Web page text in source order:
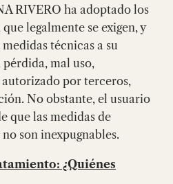
RIVERO ha adoptado los
legalmente se exigen, y
técnicas a su
mal uso,
por terceros,
No obstante, el usuario
que las medidas de
son inexpugnables.
¿Quiénes